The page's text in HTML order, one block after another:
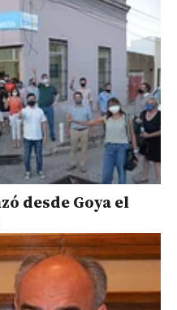
desde Goya el